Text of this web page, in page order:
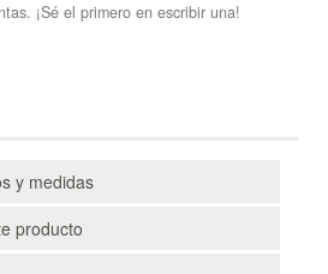
¡Sé el primero en escribir una!
y medidas
producto